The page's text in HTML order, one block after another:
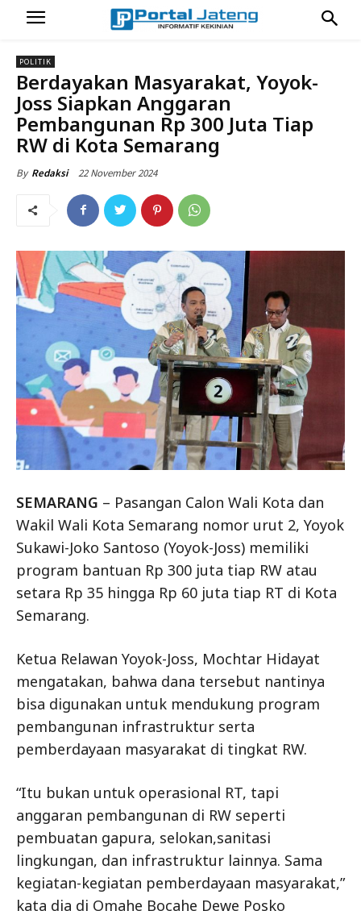
POLITIK
Berdayakan Masyarakat, Yoyok-
Joss Siapkan Anggaran
Pembangunan Rp 300 Juta Tiap
RW di Kota Semarang
By Redaksi 22 November 2024
SEMARANG – Pasangan Calon Wali Kota dan
Wakil Wali Kota Semarang nomor urut 2, Yoyok
Sukawi-Joko Santoso (Yoyok-Joss) memiliki
program bantuan Rp 300 juta tiap RW atau
setara Rp 35 hingga Rp 60 juta tiap RT di Kota
Semarang.
Ketua Relawan Yoyok-Joss, Mochtar Hidayat
mengatakan, bahwa dana tersebut nantinya
bisa digunakan untuk mendukung program
pembangunan infrastruktur serta
pemberdayaan masyarakat di tingkat RW.
“Itu bukan untuk operasional RT, tapi
anggaran pembangunan di RW seperti
pembuatan gapura, selokan,sanitasi
lingkungan, dan infrastruktur lainnya. Sama
kegiatan-kegiatan pemberdayaan masyarakat,”
kata dia di Omahe Bocahe Dewe Posko